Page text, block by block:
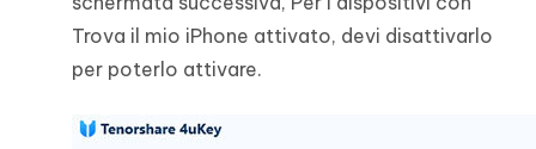
Trova il mio iPhone attivato, devi disattivarlo
per poterlo attivare.